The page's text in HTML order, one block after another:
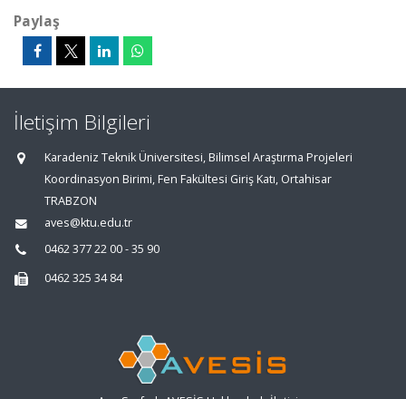
Paylaş
İletişim Bilgileri
Karadeniz Teknik Üniversitesi, Bilimsel Araştırma Projeleri
Koordinasyon Birimi, Fen Fakültesi Giriş Katı, Ortahisar
TRABZON
aves@ktu.edu.tr
0462 377 22 00 - 35 90
0462 325 34 84